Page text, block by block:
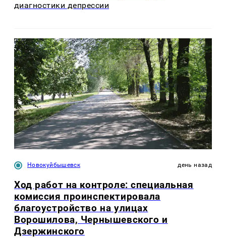
диагностики депрессии
Новокуйбышевск день назад
Ход работ на контроле: специальная
комиссия проинспектировала
благоустройство на улицах
Ворошилова, Чернышевского и
Дзержинского